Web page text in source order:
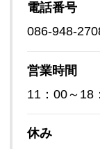
電話番号
086-948-
営業時間
11：00～
休み